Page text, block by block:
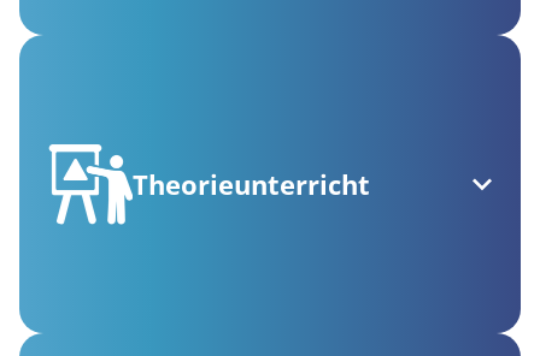
Theorieunterricht